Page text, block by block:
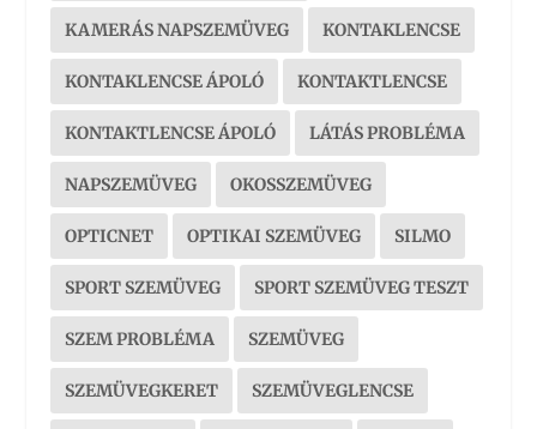
KAMERÁS NAPSZEMÜVEG KONTAKLENCSE
KONTAKLENCSE ÁPOLÓ KONTAKTLENCSE
KONTAKTLENCSE ÁPOLÓ LÁTÁS PROBLÉMA
NAPSZEMÜVEG OKOSSZEMÜVEG
OPTICNET OPTIKAI SZEMÜVEG SILMO
SPORT SZEMÜVEG SPORT SZEMÜVEG TESZT
SZEM PROBLÉMA SZEMÜVEG
SZEMÜVEGKERET SZEMÜVEGLENCSE